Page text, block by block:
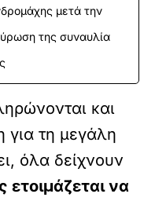
μετά την
της συναυλία
και
για τη μεγάλη
όλα δείχνουν
να